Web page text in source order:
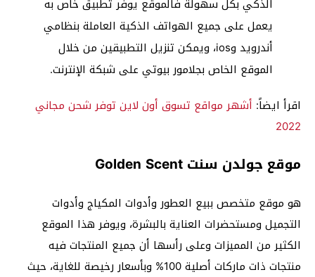
الذكي بكل سهولة فالموقع يوفر تطبيق خاص به
يعمل على جميع الهواتف الذكية العاملة بنظامي
أندرويد وios، ويمكن تنزيل التطبيقين من خلال
الموقع الخاص بجلامور بيوتي على شبكة الإنترنت.
اقرأ ايضاً: أشهر مواقع تسوق أون لاين توفر شحن مجاني
2022
موقع جولدن سنت Golden Scent
هو موقع متخصص ببيع العطور وأدوات المكياج وأدوات
التجميل ومستحضرات العناية بالبشرة، ويوفر هذا الموقع
الكثير من المميزات وعلى رأسها أن جميع المنتجات فيه
منتجات ذات ماركات أصلية 100% وبأسعار رخيصة للغاية، حيث